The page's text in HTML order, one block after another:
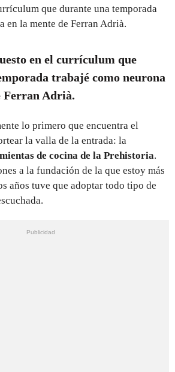
que durante una temporada
en la mente de Ferran Adrià.
en el currículum que
trabajé como neurona
Ferran Adrià.
lo primero que encuentra el
la valla de la entrada: la
de cocina de la Prehistoria.
a la fundación de la que estoy más
años tuve que adoptar todo tipo de